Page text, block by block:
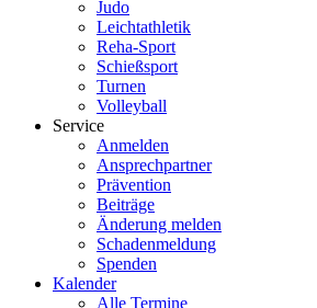
Judo
Leichtathletik
Reha-Sport
Schießsport
Turnen
Volleyball
Service
Anmelden
Ansprechpartner
Prävention
Beiträge
Änderung melden
Schadenmeldung
Spenden
Kalender
Alle Termine